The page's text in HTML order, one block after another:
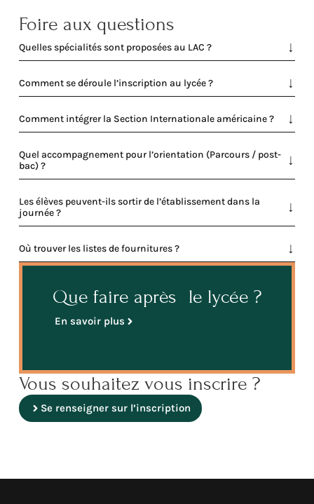
Foire aux questions
Quelles spécialités sont proposées au LAC ?
Comment se déroule l’inscription au lycée ?
Comment intégrer la Section Internationale américaine ?
Quel accompagnement pour l’orientation (Parcours / post-
bac) ?
Les élèves peuvent-ils sortir de l’établissement dans la
journée ?
Où trouver les listes de fournitures ?
Que faire après le lycée ?
En savoir plus
Vous souhaitez vous inscrire ?
Se renseigner sur l’inscription